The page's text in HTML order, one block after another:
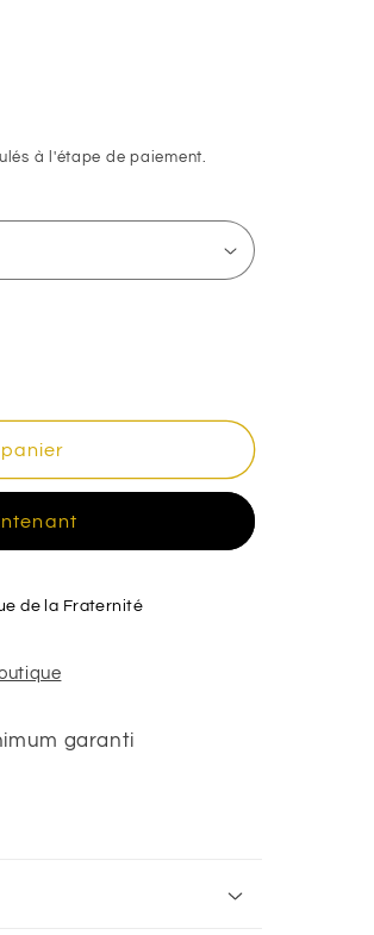
à l'étape de paiement.
de la Fraternité
garanti